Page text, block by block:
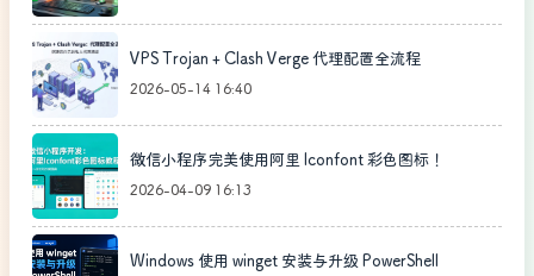
VPS Trojan + Clash Verge 代理配置全流程
2026-05-14 16:40
微信小程序完美使用阿里 Iconfont 彩色图标！
2026-04-09 16:13
Windows 使用 winget 安装与升级 PowerShell